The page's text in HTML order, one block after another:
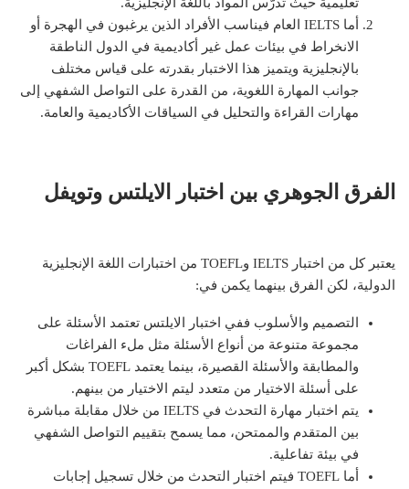
أما IELTS العام فيناسب الأفراد الذين يرغبون في الهجرة أو
الانخراط في بيئات عمل غير أكاديمية في الدول الناطقة
بالإنجليزية ويتميز هذا الاختبار بقدرته على قياس مختلف
جوانب المهارة اللغوية، من القدرة على التواصل الشفهي إلى
مهارات القراءة والتحليل في السياقات الأكاديمية والعامة.
الفرق الجوهري بين اختبار الايلتس وتويفل
يعتبر كل من اختبار IELTS وTOEFL من اختبارات اللغة الإنجليزية
الدولية، لكن الفرق بينهما يكمن في:
التصميم والأسلوب ففي اختبار الايلتس تعتمد الأسئلة على
مجموعة متنوعة من أنواع الأسئلة مثل ملء الفراغات
والمطابقة والأسئلة القصيرة، بينما يعتمد TOEFL بشكل أكبر
على أسئلة الاختيار من متعدد ليتم الاختيار من بينهم.
يتم اختبار مهارة التحدث في IELTS من خلال مقابلة مباشرة
بين المتقدم والممتحن، مما يسمح بتقييم التواصل الشفهي
في بيئة تفاعلية.
أما TOEFL فيتم اختبار التحدث من خلال تسجيل إجابات